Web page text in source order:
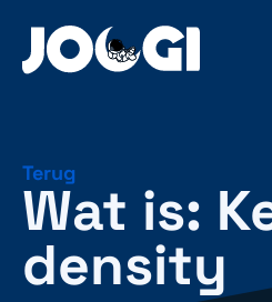
Terug
Wat is:
density